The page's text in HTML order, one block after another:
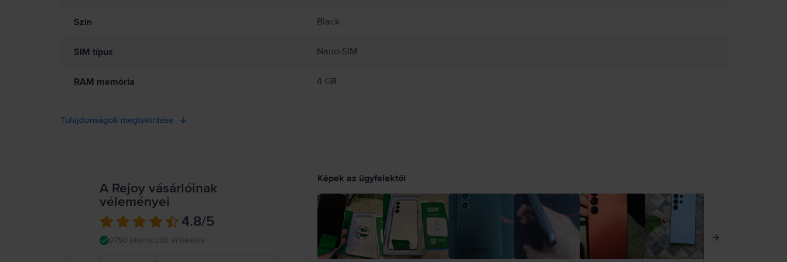
Szín Black
SIM típus Nano-SIM
RAM memória 4 GB
Tulajdonságok megtekintése
A Rejoy vásárlóinak
véleményei
4.8/5
9750 ellenőrzött értékelés
Képek az ügyfelektől